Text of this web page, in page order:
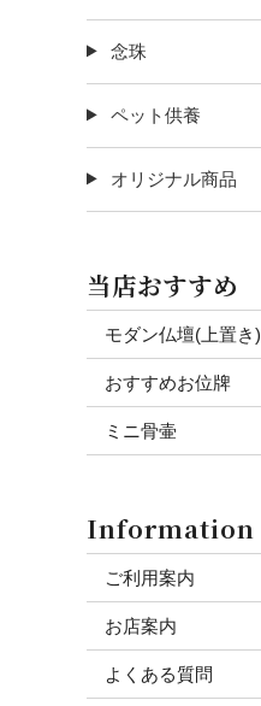
念珠
ペット供養
オリジナル商品
当店おすすめ
モダン仏壇(上置き)
おすすめお位牌
ミニ骨壷
Information
ご利用案内
お店案内
よくある質問